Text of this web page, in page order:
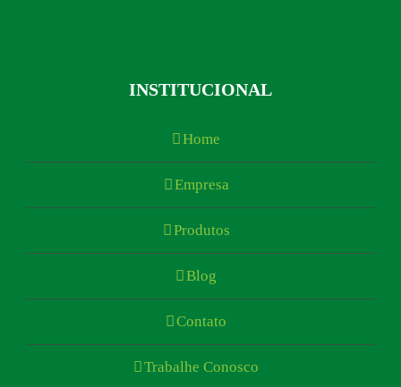
INSTITUCIONAL
Home
Empresa
Produtos
Blog
Contato
Trabalhe Conosco